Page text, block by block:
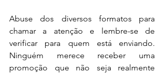
Abuse dos diversos formatos para
chamar a atenção e lembre-se de
verificar para quem está enviando.
Ninguém merece receber uma
promoção que não seja realmente